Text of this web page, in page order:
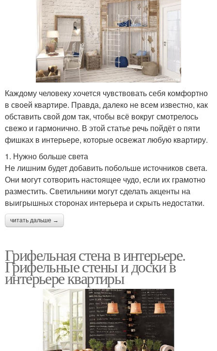
Каждому человеку хочется чувствовать себя комфортно
в своей квартире. Правда, далеко не всем известно, как
обставить свой дом так, чтобы всё вокруг смотрелось
свежо и гармонично. В этой статье речь пойдёт о пяти
фишках в интерьере, которые освежат любую квартиру.
1. Нужно больше света
Не лишним будет добавить побольше источников света.
Они могут сотворить настоящее чудо, если их грамотно
разместить. Светильники могут сделать акценты на
выигрышных сторонах интерьера и скрыть недостатки.
читать дальше →
Грифельная стена в интерьере.
Грифельные стены и доски в
интерьере квартиры